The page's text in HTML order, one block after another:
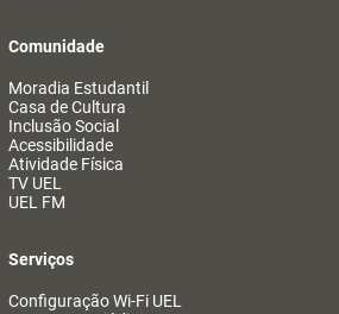
Comunidade
Moradia Estudantil
Casa de Cultura
Inclusão Social
Acessibilidade
Atividade Física
TV UEL
UEL FM
Serviços
Configuração Wi-Fi UEL